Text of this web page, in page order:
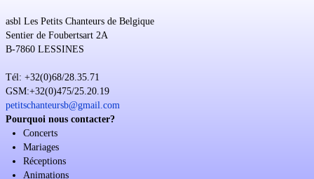
asbl Les Petits Chanteurs de Belgique
Sentier de Foubertsart 2A
B-7860 LESSINES
Tél: +32(0)68/28.35.71
GSM:+32(0)475/25.20.19
petitschanteursb@gmail.com
Pourquoi nous contacter?
Concerts
Mariages
Réceptions
Animations